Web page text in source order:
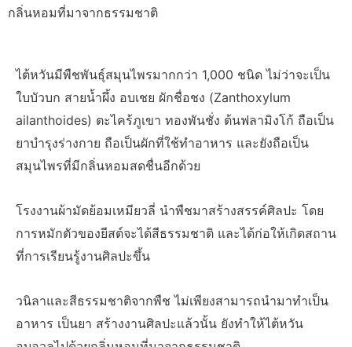
กลิ่นหอมที่มาจากธรรมชาติ
ไต้หวันมีพืชพันธุ์สมุนไพรมากกว่า 1,000 ชนิด ไม่ว่าจะเป็น
ใบบัวบก สายน้ำผึ้ง อบเชย ผักชื่อชง (Zanthoxylum
ailanthoides) ตะไคร้ภูเขา ทองพันชั่ง ต้นฟลามิงโก้ ถือเป็น
ยาบำรุงร่างกาย ถือเป็นผักที่ใช้ทำอาหาร และยังถือเป็น
สมุนไพรที่มีกลิ่นหอมสดชื่นอีกด้วย
โรงงานผ้ามัดย้อมเหมียวลี่ นำพืชมาสร้างสรรค์ศิลปะ โดย
การหมักตัวของยีสต์จะได้สีธรรมชาติ และได้ก่อให้เกิดสถาน
ที่การเรียนรู้งานศิลปะขึ้น
วนิลาและสีธรรมชาติจากพืช ไม่เพียงสามารถนำมาทำเป็น
อาหาร เป็นยา สร้างงานศิลปะแล้วนั้น ยังทำให้ไต้หวัน